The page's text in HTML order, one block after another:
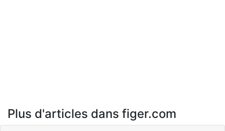
Plus d'articles dans figer.com